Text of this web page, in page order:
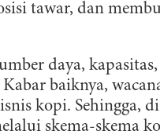
tawar, dan
daya,
baiknya,
kopi. Sehingga,
skema-skema